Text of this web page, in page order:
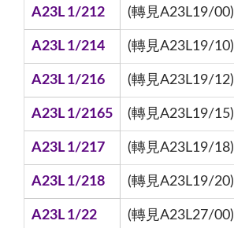
A23L 1/212 (轉見A23L19/00)
A23L 1/214 (轉見A23L19/10)
A23L 1/216 (轉見A23L19/12)
A23L 1/2165 (轉見A23L19/15)
A23L 1/217 (轉見A23L19/18)
A23L 1/218 (轉見A23L19/20)
A23L 1/22 (轉見A23L27/00)